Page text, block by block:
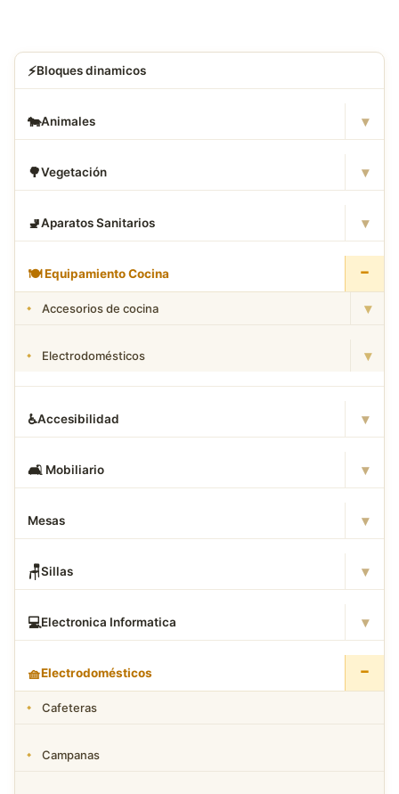
⚡Bloques dinamicos
🐄Animales ▾
🌳Vegetación ▾
🚽Aparatos Sanitarios ▾
🍽️ Equipamiento Cocina −
Accesorios de cocina ▾
Electrodomésticos ▾
♿Accesibilidad ▾
🛋 ️ Mobiliario ▾
Mesas ▾
🪑Sillas ▾
💻Electronica Informatica ▾
🧺Electrodomésticos −
Cafeteras
Campanas